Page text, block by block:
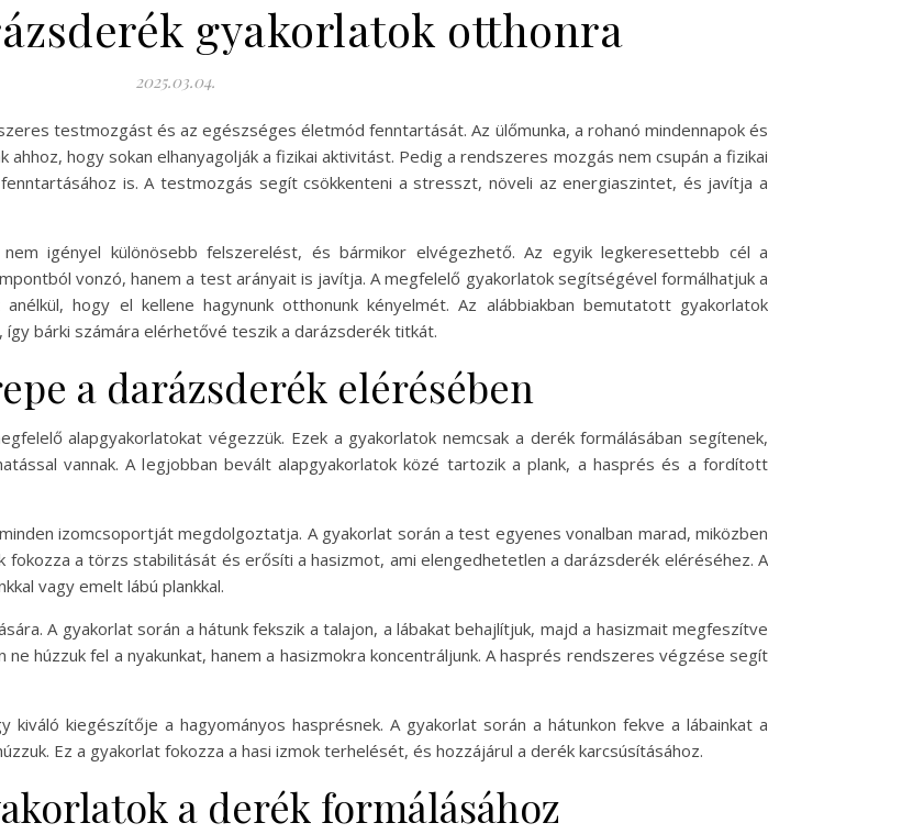
gyakorlatok otthonra
2025.03.04.
testmozgást és az egészséges életmód fenntartását. Az ülőmunka, a rohanó mindennapok és
hogy sokan elhanyagolják a fizikai aktivitást. Pedig a rendszeres mozgás nem csupán a fizikai
is. A testmozgás segít csökkenteni a stresszt, növeli az energiaszintet, és javítja a
igényel különösebb felszerelést, és bármikor elvégezhető. Az egyik legkeresettebb cél a
vonzó, hanem a test arányait is javítja. A megfelelő gyakorlatok segítségével formálhatjuk a
hogy el kellene hagynunk otthonunk kényelmét. Az alábbiakban bemutatott gyakorlatok
bárki számára elérhetővé teszik a darázsderék titkát.
a darázsderék elérésében
alapgyakorlatokat végezzük. Ezek a gyakorlatok nemcsak a derék formálásában segítenek,
vannak. A legjobban bevált alapgyakorlatok közé tartozik a plank, a hasprés és a fordított
izomcsoportját megdolgoztatja. A gyakorlat során a test egyenes vonalban marad, miközben
fokozza a törzs stabilitását és erősíti a hasizmot, ami elengedhetetlen a darázsderék eléréséhez. A
vagy emelt lábú plankkal.
A gyakorlat során a hátunk fekszik a talajon, a lábakat behajlítjuk, majd a hasizmait megfeszítve
húzzuk fel a nyakunkat, hanem a hasizmokra koncentráljunk. A hasprés rendszeres végzése segít
kiegészítője a hagyományos hasprésnek. A gyakorlat során a hátunkon fekve a lábainkat a
Ez a gyakorlat fokozza a hasi izmok terhelését, és hozzájárul a derék karcsúsításához.
a derék formálásához